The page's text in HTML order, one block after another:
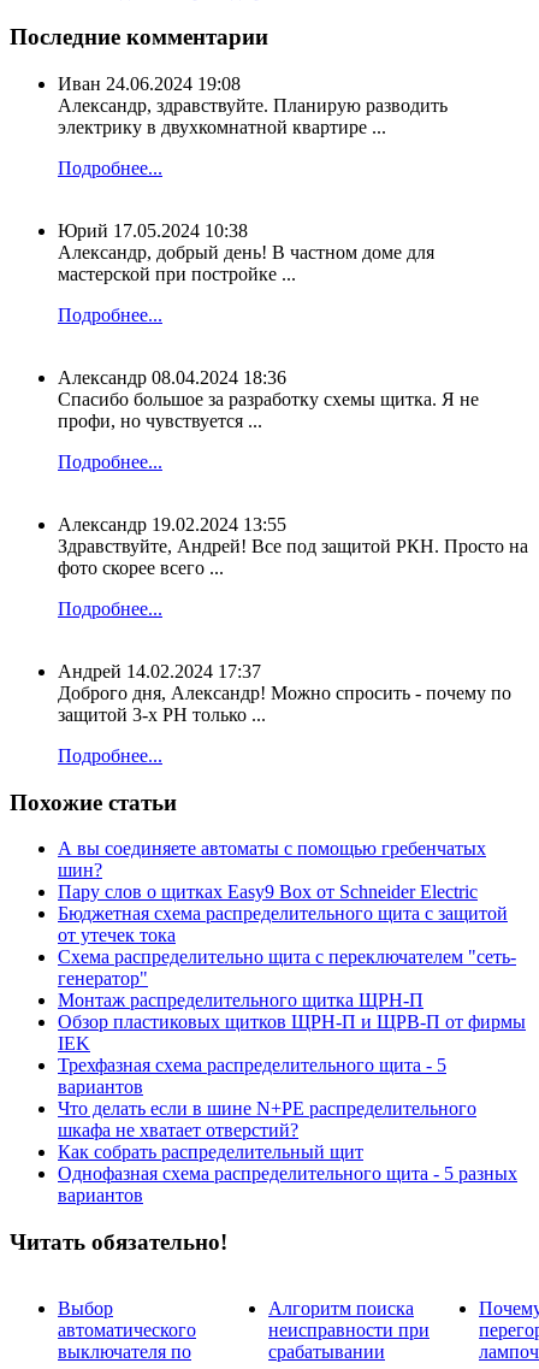
Последние комментарии
Иван 24.06.2024 19:08
Александр, здравствуйте. Планирую разводить
электрику в двухкомнатной квартире ...
Подробнее...
Юрий 17.05.2024 10:38
Александр, добрый день! В частном доме для
мастерской при постройке ...
Подробнее...
Александр 08.04.2024 18:36
Спасибо большое за разработку схемы щитка. Я не
профи, но чувствуется ...
Подробнее...
Александр 19.02.2024 13:55
Здравствуйте, Андрей! Все под защитой РКН. Просто на
фото скорее всего ...
Подробнее...
Андрей 14.02.2024 17:37
Доброго дня, Александр! Можно спросить - почему по
защитой 3-х РН только ...
Подробнее...
Похожие статьи
А вы соединяете автоматы с помощью гребенчатых
шин?
Пару слов о щитках Easy9 Box от Schneider Electric
Бюджетная схема распределительного щита с защитой
от утечек тока
Схема распределительно щита с переключателем "сеть-
генератор"
Монтаж распределительного щитка ЩРН-П
Обзор пластиковых щитков ЩРН-П и ЩРВ-П от фирмы
IEK
Трехфазная схема распределительного щита - 5
вариантов
Что делать если в шине N+PE распределительного
шкафа не хватает отверстий?
Как собрать распределительный щит
Однофазная схема распределительного щита - 5 разных
вариантов
Читать обязательно!
Выбор
автоматического
выключателя по
Алгоритм поиска
неисправности при
срабатывании